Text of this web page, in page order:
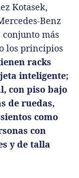
Kotasek,
Benz
más
los principios
racks
inteligente;
con piso bajo
de ruedas,
como
con
y de talla